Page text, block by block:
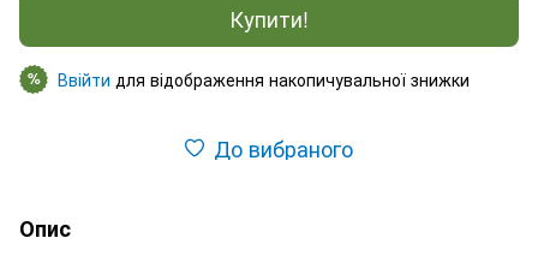
Купити!
% Ввійти для відображення накопичувальної знижки
До вибраного
Опис